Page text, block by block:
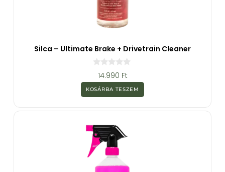
Silca – Ultimate Brake + Drivetrain Cleaner
z
5
b
14.990 Ft
KOSÁRBA TESZEM